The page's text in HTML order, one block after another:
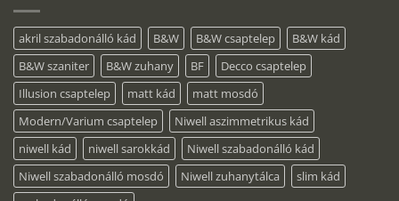
akril szabadonálló kád B&W B&W csaptelep
B&W kád
B&W szaniter
B&W zuhany BF
Decco csaptelep
Illusion csaptelep
matt kád
matt mosdó
Modern/Varium csaptelep
Niwell aszimmetrikus kád
niwell kád
niwell sarokkád
Niwell szabadonálló kád
Niwell szabadonálló mosdó
Niwell zuhanytálca
slim kád